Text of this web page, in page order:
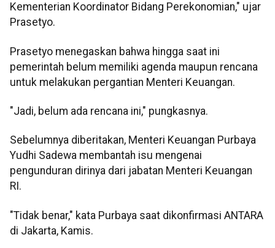
Kementerian Koordinator Bidang Perekonomian," ujar
Prasetyo.
Prasetyo menegaskan bahwa hingga saat ini
pemerintah belum memiliki agenda maupun rencana
untuk melakukan pergantian Menteri Keuangan.
"Jadi, belum ada rencana ini," pungkasnya.
Sebelumnya diberitakan, Menteri Keuangan Purbaya
Yudhi Sadewa membantah isu mengenai
pengunduran dirinya dari jabatan Menteri Keuangan
RI.
"Tidak benar," kata Purbaya saat dikonfirmasi ANTARA
di Jakarta, Kamis.